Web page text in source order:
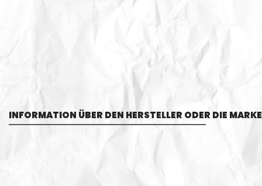
INFORMATION ÜBER DEN HERSTELLER ODER DIE MARKE